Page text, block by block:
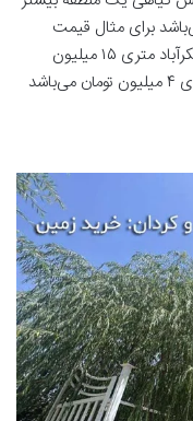
برای مثال قیمت
زمین داخل بافت در خیابان درختی لشکرآباد متری ۱۵ میلیون